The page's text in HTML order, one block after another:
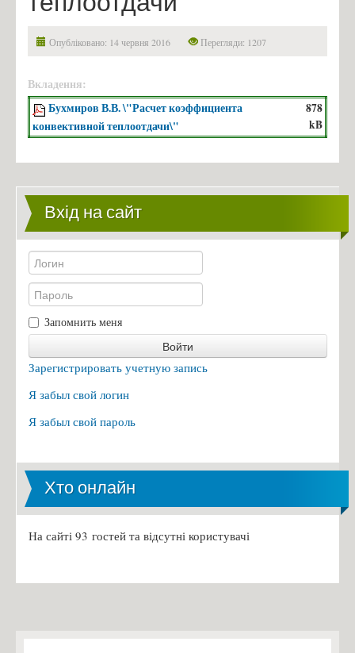
Опубліковано: 14 червня 2016 Перегляди: 1207
Вкладення:
Бухмиров В.В. \"Расчет коэффициента
конвективной теплоотдачи\"
878
kB
Вхід на сайт
Запомнить меня
Войти
Зарегистрировать учетную запись
Я забыл свой логин
Я забыл свой пароль
Хто онлайн
На сайті 93 гостей та відсутні користувачі